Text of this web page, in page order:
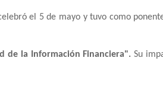
el 5 de mayo y tuvo como
de la Información Financiera".Su